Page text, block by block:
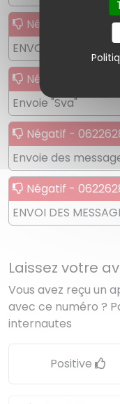
Négatif -
ENVOI DES
Négatif -
Envoie "Sva"
Négatif -
Envoie des
Négatif -
ENVOI DES
Laissez votre
Vous avez reçu un
avec ce numéro ?
internautes
Positive